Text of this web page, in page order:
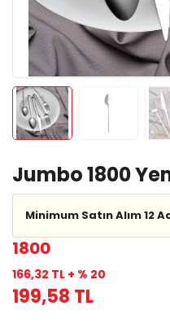
Jumbo 1800
Minimum Satın Alım 12
1800
166,32 TL + % 20
199,58 TL